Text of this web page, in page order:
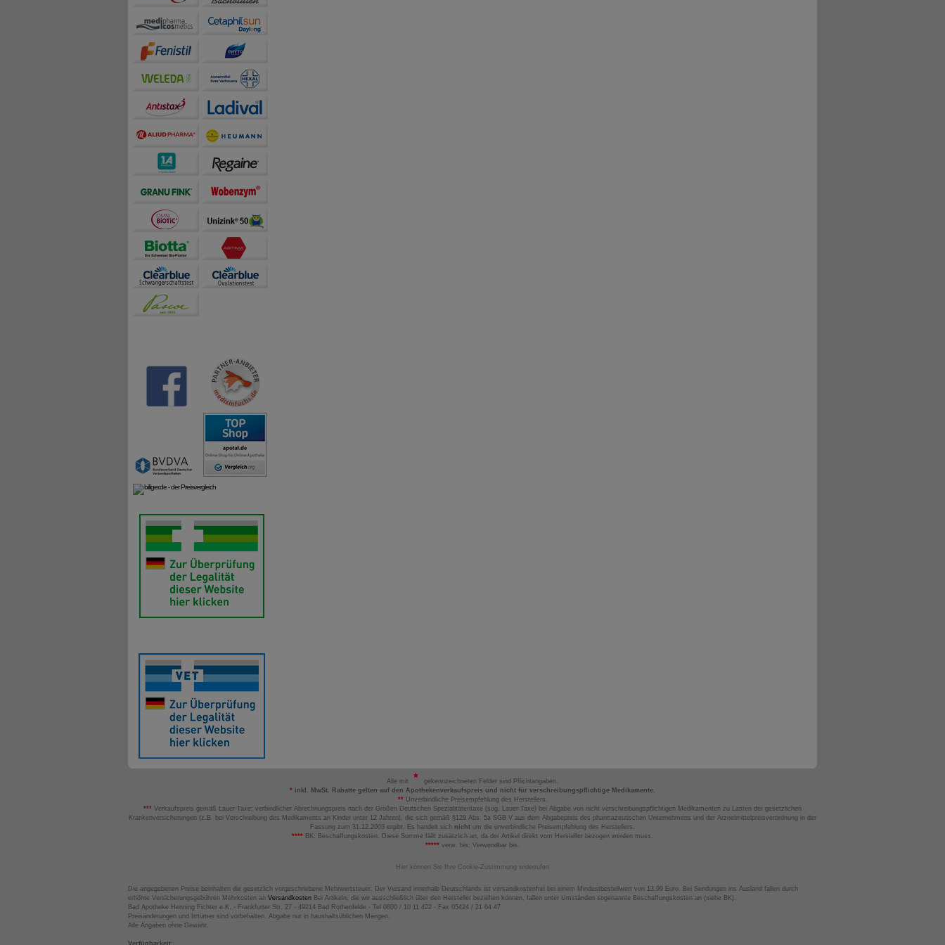
Alle mit
gekennzeichneten Felder sind Pflichtangaben.
* inkl. MwSt. Rabatte gelten auf den Apothekenverkaufspreis und nicht für verschreibungspflichtige Medikamente.
**Unverbindliche Preisempfehlung des Herstellers.
*** Verkaufspreis gemäß Lauer-Taxe; verbindlicher Abrechnungspreis nach der Großen Deutschen Spezialitätentaxe (sog. Lauer-Taxe) bei Abgabe von nicht verschreibungspflichtigen Medikamenten zu Lasten der gesetzlichen
Krankenversicherungen (z.B. bei Verschreibung des Medikaments an Kinder unter 12 Jahren), die sich gemäß §129 Abs. 5a SGB V aus dem Abgabepreis des pharmazeutischen Unternehmens und der Arzneimittelpreisverordnung in der
Fassung zum 31.12.2003 ergibt. Es handelt sich nicht um die unverbindliche Preisempfehlung des Herstellers.
**** BK: Beschaffungskosten. Diese Summe fällt zusätzlich an, da der Artikel direkt vom Hersteller bezogen werden muss.
***** verw. bis: Verwendbar bis.
Hier können Sie Ihre Cookie-Zustimmung widerrufen
Die angegebenen Preise beinhalten die gesetzlich vorgeschriebene Mehrwertsteuer. Der Versand innerhalb Deutschlands ist versandkostenfrei bei einem Mindestbestellwert von 13,99 Euro. Bei Sendungen ins Ausland fallen durch
erhöhte Versicherungsgebühren Mehrkosten an Versandkosten Bei Artikeln, die wir ausschließlich über den Hersteller beziehen können, fallen unter Umständen sogenannte Beschaffungskosten an (siehe BK).
Bad Apotheke Henning Fichter e.K. - Frankfurter Str. 27 - 49214 Bad Rothenfelde - Tel 0800 / 10 11 422 - Fax 05424 / 21 64 47
Preisänderungen und Irrtümer sind vorbehalten. Abgabe nur in haushaltsüblichen Mengen.
Alle Angaben ohne Gewähr.